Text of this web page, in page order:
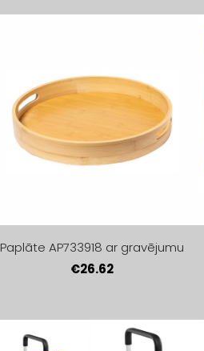
Paplāte AP733918 ar gravējumu
€26.62